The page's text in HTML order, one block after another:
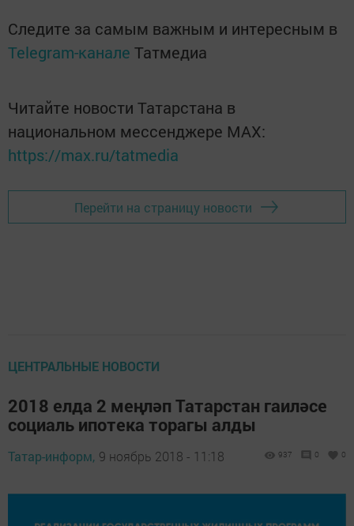
Следите за самым важным и интересным в
Telegram-канале Татмедиа
Читайте новости Татарстана в
национальном мессенджере MАХ:
https://max.ru/tatmedia
Перейти на страницу новости
ЦЕНТРАЛЬНЫЕ НОВОСТИ
2018 елда 2 меңләп Татарстан гаиләсе
социаль ипотека торагы алды
Татар-информ, 9 ноябрь 2018 - 11:18 937 0 0